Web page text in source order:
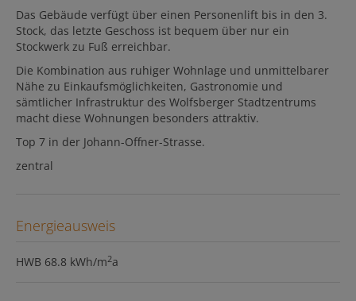
Das Gebäude verfügt über einen Personenlift bis in den 3.
Stock, das letzte Geschoss ist bequem über nur ein
Stockwerk zu Fuß erreichbar.
Die Kombination aus ruhiger Wohnlage und unmittelbarer
Nähe zu Einkaufsmöglichkeiten, Gastronomie und
sämtlicher Infrastruktur des Wolfsberger Stadtzentrums
macht diese Wohnungen besonders attraktiv.
Top 7 in der Johann-Offner-Strasse.
zentral
Energieausweis
HWB 68.8 kWh/m2a